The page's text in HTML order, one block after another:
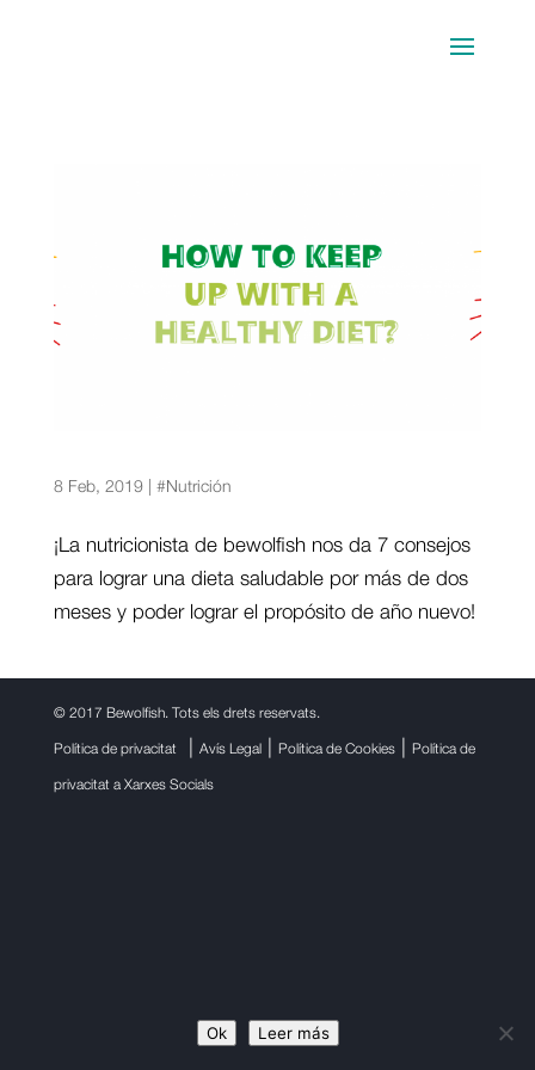
8 Feb, 2019| #Nutrición
¡La nutricionista de bewolfish nos da 7 consejos
para lograr una dieta saludable por más de dos
meses y poder lograr el propósito de año nuevo!
© 2017 Bewolfish. Tots els drets reservats.
Política de privacitat
Avís Legal| Política de Cookies|
Política de
privacitat a Xarxes Socials
Ok Leer más